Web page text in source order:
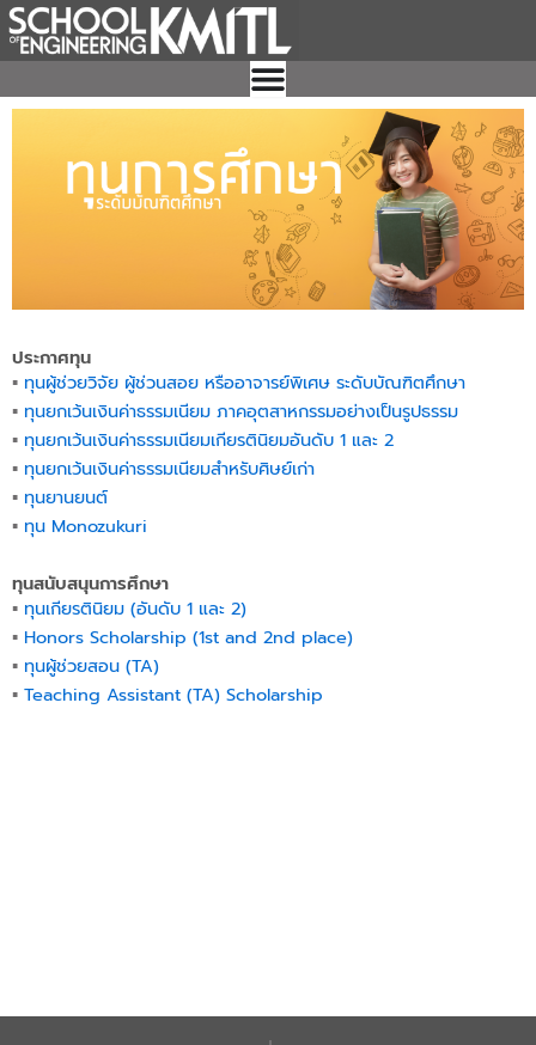
Skip
to
ประกาศทุน
▪︎ ทุนผู้ช่วยวิจัย ผู้ช่วนสอย หรืออาจารย์พิเศษ ระดับบัณฑิตศึกษา
▪︎ ทุนยกเว้นเงินค่าธรรมเนียม ภาคอุตสาหกรรมอย่างเป็นรูปธรรม
▪︎ ทุนยกเว้นเงินค่าธรรมเนียมเกียรตินิยมอันดับ 1 และ 2
▪︎ ทุนยกเว้นเงินค่าธรรมเนียมสำหรับศิษย์เก่า
▪︎ ทุนยานยนต์
▪︎ ทุน Monozukuri
ทุนสนับสนุนการศึกษา
▪︎ ทุนเกียรตินิยม (อันดับ 1 และ 2)
▪︎ Honors Scholarship (1st and 2nd place)
▪︎ ทุนผู้ช่วยสอน (TA)
▪︎ Teaching Assistant (TA) Scholarship